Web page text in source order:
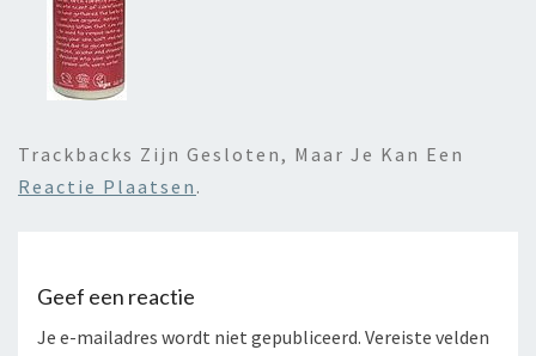
Trackbacks Zijn Gesloten, Maar Je Kan Een
Reactie Plaatsen .
Geef een reactie
Je e-mailadres wordt niet gepubliceerd. Vereiste velden